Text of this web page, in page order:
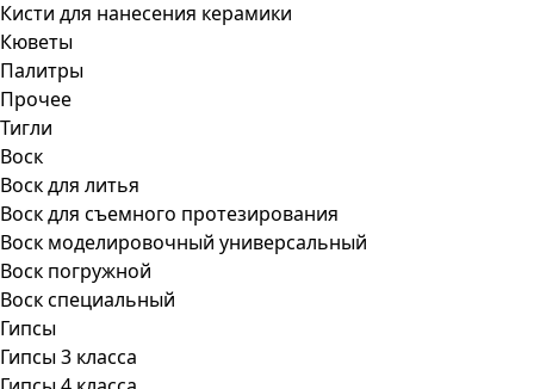
Кисти для нанесения керамики
Кюветы
Палитры
Прочее
Тигли
Воск
Воск для литья
Воск для съемного протезирования
Воск моделировочный универсальный
Воск погружной
Воск специальный
Гипсы
Гипсы 3 класса